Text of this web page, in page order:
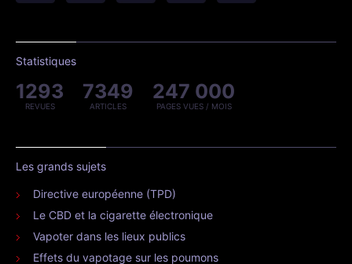
Statistiques
1293
REVUES
7349
ARTICLES
247 000
PAGES VUES / MOIS
Les grands sujets
Directive européenne (TPD)
Le CBD et la cigarette électronique
Vapoter dans les lieux publics
Effets du vapotage sur les poumons